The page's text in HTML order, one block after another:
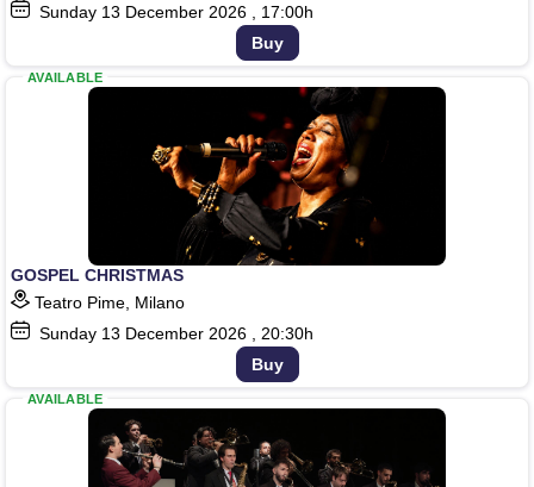
Sunday 13 December 2026 , 17:00h
Buy
GOSPEL CHRISTMAS
Teatro Pime, Milano
Sunday 13 December 2026 , 20:30h
AVAILABLE
Buy
AVAILABLE